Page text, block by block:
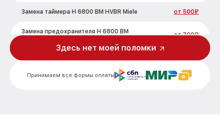
Замена таймера H 6800 BM HVBR Miele от 500₽
Замена предохранителя H 6800 BM
от 700₽
от 500₽
Принимаем все формы оплаты
Здесь нет моей поломки